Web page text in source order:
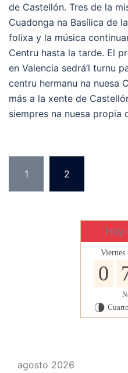
de Castellón. Tres de la
Cuadonga na Basílica de
folixa y la música
Centru hasta la tarde. El
en Valencia sedrá’l turnu
centru hermanu na nuesa
más a la xente de
siempres na nuesa propia
entradas
1 2
Hoy
Viernes
0
U
agosto 2026